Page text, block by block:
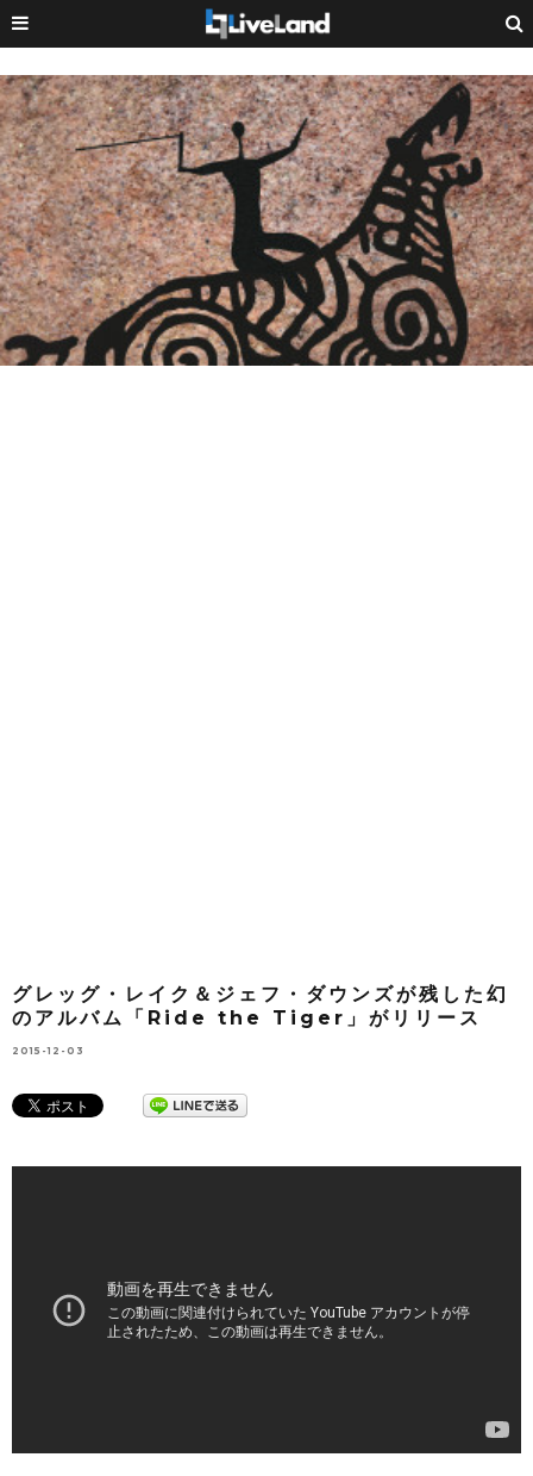
グレッグ・レイク＆ジェフ・ダウンズが残した幻
のアルバム「Ride the Tiger」がリリース
2015-12-03